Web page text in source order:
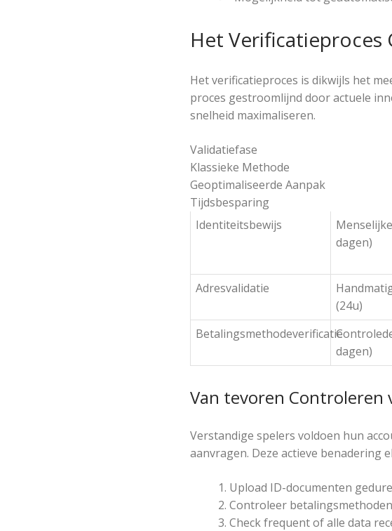
Het Verificatieproces
Het verificatieproces is dikwijls het
proces gestroomlijnd door actuele
snelheid maximaliseren.
Validatiefase
Klassieke Methode
Geoptimaliseerde Aanpak
Tijdsbesparing
Identiteitsbewijs
dagen)
Adresvalidatie
(24u)
Betalingsmethodeverificatie
dagen)
Van tevoren Controleren
Verstandige spelers voldoen hun
aanvragen. Deze actieve
Upload ID-documenten
Controleer
Check frequent of alle data